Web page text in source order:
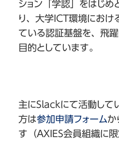
ション「学認」をはじめ
り、大学ICT環境におけ
ている認証基盤を、飛
目的としています。
主にSlackにて活動して
方は参加申請フォームか
す（AXIES会員組織に